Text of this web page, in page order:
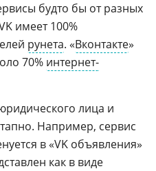
будто бы от разных
имеет 100%
рунета. «Вконтакте»
70% интернет-
лица и
Например, сервис
в «VK объявления»
как в виде